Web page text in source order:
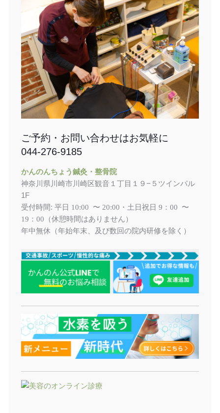
ご予約・お問い合わせはお気軽に
044-276-9185
かんのんちょう鍼灸・整骨院
神奈川県川崎市川崎区観音１丁目１９−５ツインパル
1F
受付時間: 平日 10:00 〜 20:00・ 土日祝日 9：00 〜
19：00 （休憩時間はありません）
年中無休（年始年末、及び数回の院内研修を除く）